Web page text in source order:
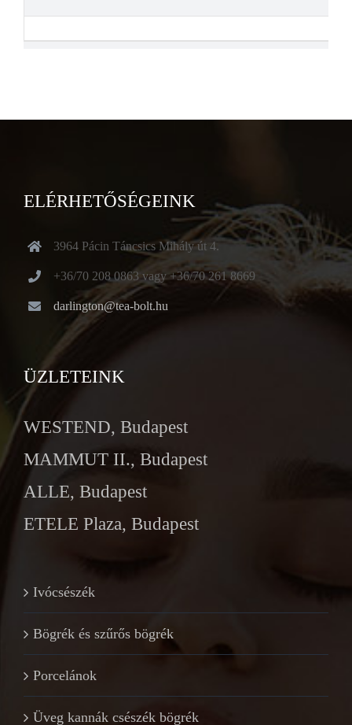
ELÉRHETŐSÉGEINK
3964 Pácin Táncsics Mihály út 4.
+36/70 208 0863 vagy +36/70 261 8669
darlington@tea-bolt.hu
ÜZLETEINK
WESTEND, Budapest
MAMMUT II., Budapest
ALLE, Budapest
ETELE Plaza, Budapest
Ivócsészék
Bögrék és szűrős bögrék
Porcelánok
Üveg kannák csészék bögrék